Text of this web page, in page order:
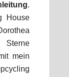
.
House
mein